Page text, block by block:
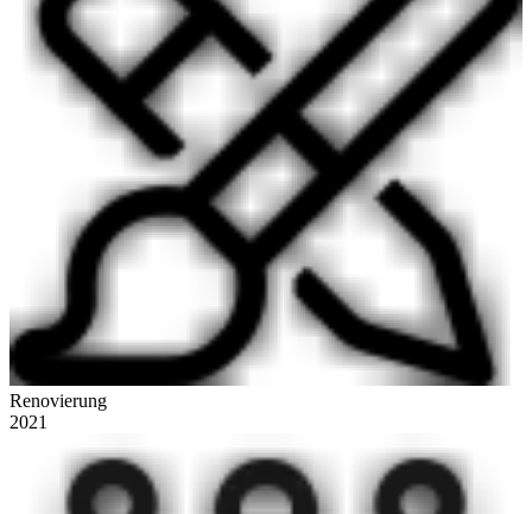
Renovierung
2021